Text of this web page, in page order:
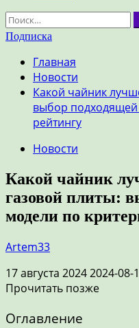
Найти:
Подписка
Главная
Новости
Какой чайник
выбор
рейтингу
Новости
Какой чайник
газовой плиты:
модели по
Artem33
17 августа 2024 2024-
Прочитать позже
Оглавление